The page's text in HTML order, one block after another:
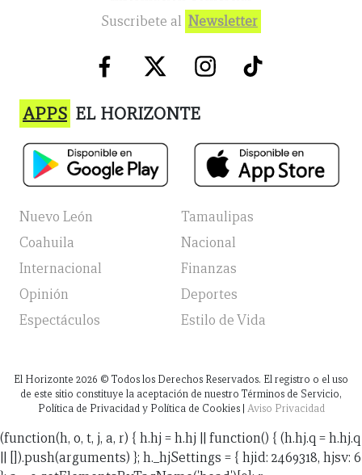
Suscribete al Newsletter
APPS EL HORIZONTE
Nuevo León
Tamaulipas
Coahuila
Nacional
Internacional
Finanzas
Opinión
Deportes
Espectáculos
Estilo de Vida
El Horizonte 2026 © Todos los Derechos Reservados. El registro o el uso
de este sitio constituye la aceptación de nuestro Términos de Servicio,
Política de Privacidad y Política de Cookies | Aviso Privacidad
(function(h, o, t, j, a, r) { h.hj = h.hj || function() { (h.hj.q = h.hj.q
|| []).push(arguments) }; h._hjSettings = { hjid: 2469318, hjsv: 6